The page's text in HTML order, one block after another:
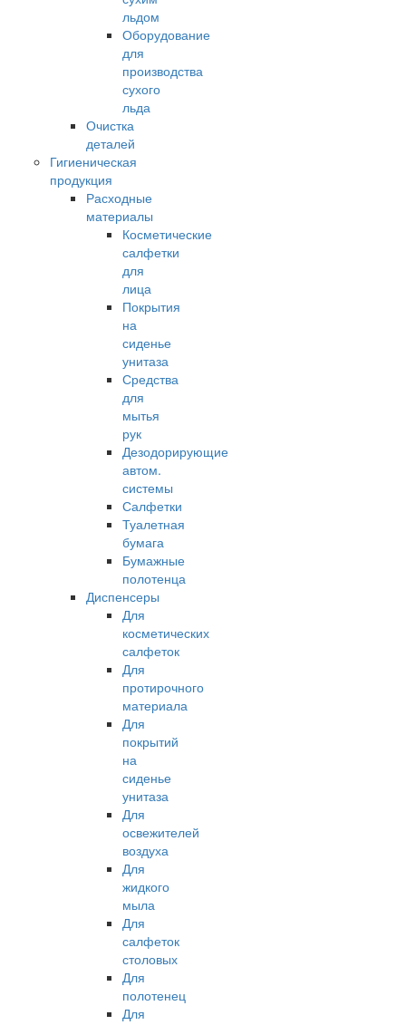
льдом
Оборудование
для
производства
сухого
льда
Очистка
деталей
Гигиеническая
продукция
Расходные
материалы
Косметические
салфетки
для
лица
Покрытия
на
сиденье
унитаза
Средства
для
мытья
рук
Дезодорирующие
автом.
системы
Салфетки
Туалетная
бумага
Бумажные
полотенца
Диспенсеры
Для
косметических
салфеток
Для
протирочного
материала
Для
покрытий
на
сиденье
унитаза
Для
освежителей
воздуха
Для
жидкого
мыла
Для
салфеток
столовых
Для
полотенец
Для